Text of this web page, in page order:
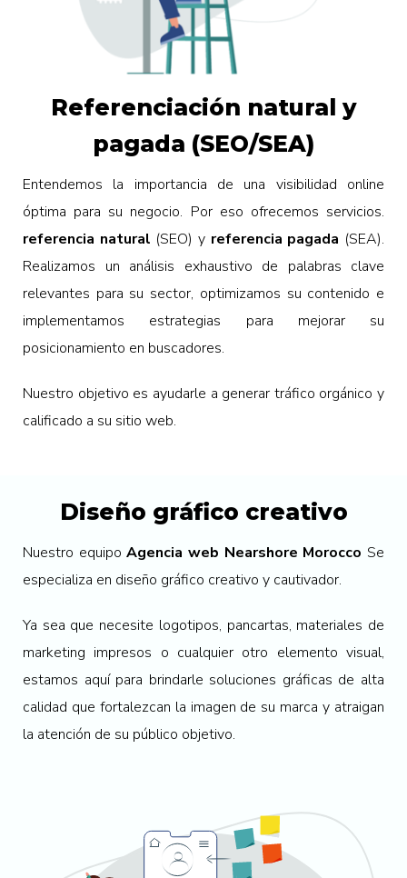
Referenciación natural y
pagada (SEO/SEA)
Entendemos la importancia de una visibilidad online
óptima para su negocio. Por eso ofrecemos servicios.
referencia natural (SEO) y referencia pagada (SEA).
Realizamos un análisis exhaustivo de palabras clave
relevantes para su sector, optimizamos su contenido e
implementamos estrategias para mejorar su
posicionamiento en buscadores.
Nuestro objetivo es ayudarle a generar tráfico orgánico y
calificado a su sitio web.
Diseño gráfico creativo
Nuestro equipoAgencia web Nearshore Morocco Se
especializa en diseño gráfico creativo y cautivador.
Ya sea que necesite logotipos, pancartas, materiales de
marketing impresos o cualquier otro elemento visual,
estamos aquí para brindarle soluciones gráficas de alta
calidad que fortalezcan la imagen de su marca y atraigan
la atención de su público objetivo.